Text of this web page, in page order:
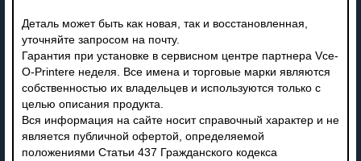
Деталь может быть как новая, так и восстановленная,
уточняйте запросом на почту.
Гарантия при установке в сервисном центре партнера Vce-
O-Printere неделя. Все имена и торговые марки являются
собственностью их владельцев и используются только с
целью описания продукта.
Вся информация на сайте носит справочный характер и не
является публичной офертой, определяемой
положениями Статьи 437 Гражданского кодекса